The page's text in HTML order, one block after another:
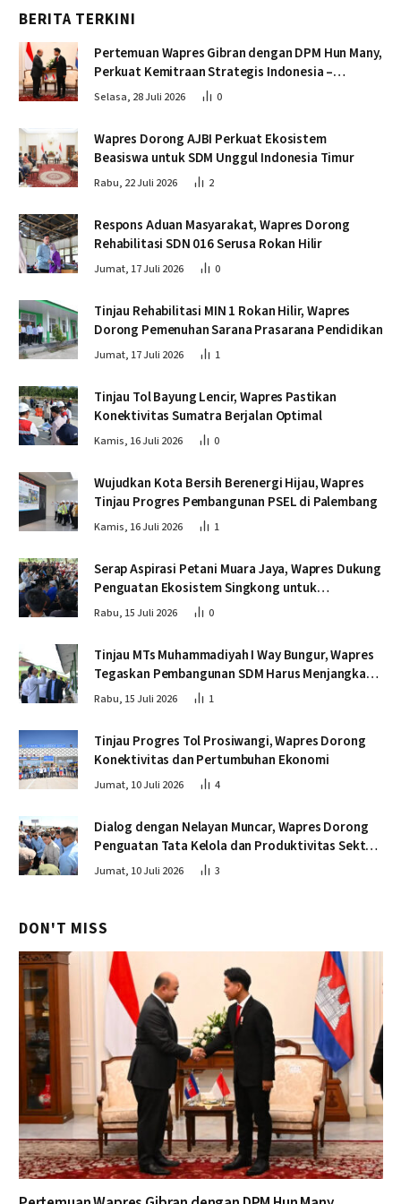
BERITA TERKINI
Pertemuan Wapres Gibran dengan DPM Hun Many,
Perkuat Kemitraan Strategis Indonesia –
Kamboja
Selasa, 28 Juli 2026 0
Wapres Dorong AJBI Perkuat Ekosistem
Beasiswa untuk SDM Unggul Indonesia Timur
Rabu, 22 Juli 2026 2
Respons Aduan Masyarakat, Wapres Dorong
Rehabilitasi SDN 016 Serusa Rokan Hilir
Jumat, 17 Juli 2026 0
Tinjau Rehabilitasi MIN 1 Rokan Hilir, Wapres
Dorong Pemenuhan Sarana Prasarana Pendidikan
Jumat, 17 Juli 2026 1
Tinjau Tol Bayung Lencir, Wapres Pastikan
Konektivitas Sumatra Berjalan Optimal
Kamis, 16 Juli 2026 0
Wujudkan Kota Bersih Berenergi Hijau, Wapres
Tinjau Progres Pembangunan PSEL di Palembang
Kamis, 16 Juli 2026 1
Serap Aspirasi Petani Muara Jaya, Wapres Dukung
Penguatan Ekosistem Singkong untuk
Swasembada Pangan
Rabu, 15 Juli 2026 0
Tinjau MTs Muhammadiyah I Way Bungur, Wapres
Tegaskan Pembangunan SDM Harus Menjangkau
Seluruh Sekolah
Rabu, 15 Juli 2026 1
Tinjau Progres Tol Prosiwangi, Wapres Dorong
Konektivitas dan Pertumbuhan Ekonomi
Jumat, 10 Juli 2026 4
Dialog dengan Nelayan Muncar, Wapres Dorong
Penguatan Tata Kelola dan Produktivitas Sektor
Perikanan
Jumat, 10 Juli 2026 3
DON'T MISS